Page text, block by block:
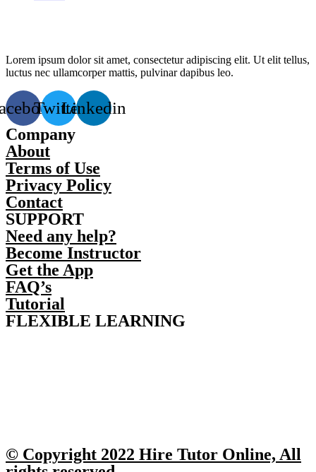
Lorem ipsum dolor sit amet, consectetur adipiscing elit. Ut elit tellus,
luctus nec ullamcorper mattis, pulvinar dapibus leo.
TwitterLinkedin
Company
About
Terms of Use
Privacy Policy
Contact
SUPPORT
Need any help?
Become Instructor
Get the App
FAQ’s
Tutorial
FLEXIBLE LEARNING
© Copyright 2022 Hire Tutor Online, All